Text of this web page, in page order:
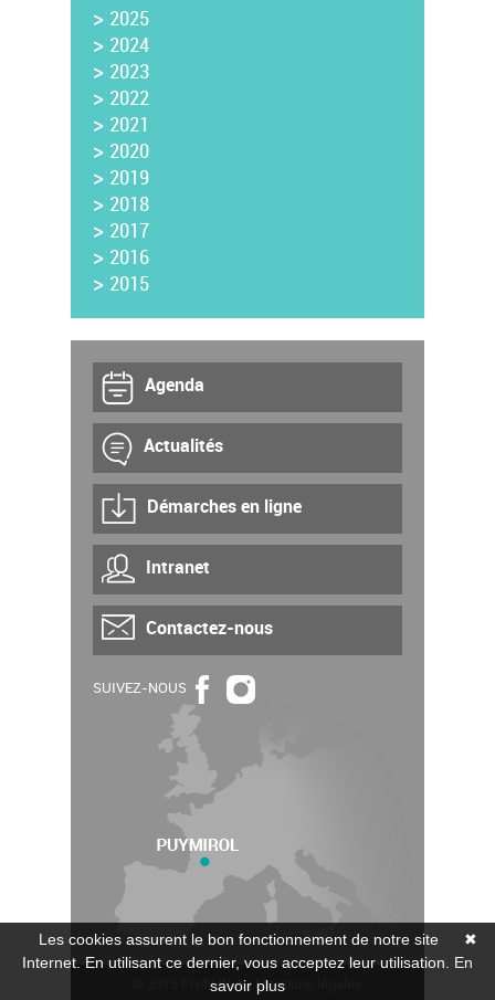
> 2025
> 2024
> 2023
> 2022
> 2021
> 2020
> 2019
> 2018
> 2017
> 2016
> 2015
Agenda
Actualités
Démarches en ligne
Intranet
Contactez-nous
SUIVEZ-NOUS
Profil Web| Mentions légales
✖
Les cookies assurent le bon fonctionnement de notre site
Internet. En utilisant ce dernier, vous acceptez leur utilisation. En
savoir plus